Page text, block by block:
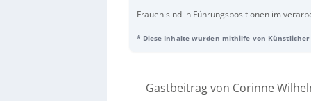
Frauen sind in Führungspositionen im
der Beitrag stereotype Rollenbilder,
die geringe Vereinbarkeit klassischer
* Diese Inhalte wurden mithilfe von
Gastbeitrag von Corinne